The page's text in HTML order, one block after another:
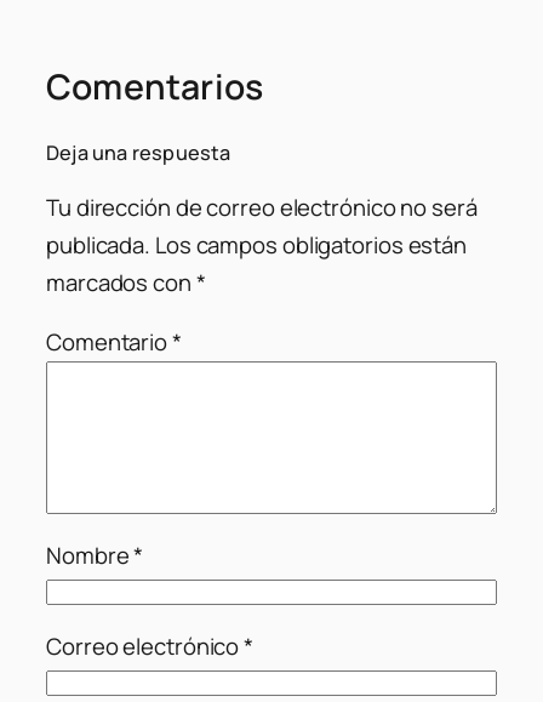
Comentarios
Deja una respuesta
Tu dirección de correo electrónico no será
publicada. Los campos obligatorios están
marcados con*
Comentario*
Nombre*
Correo electrónico*